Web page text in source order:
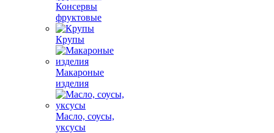
Консервы
фруктовые
Крупы
Макароные
изделия
Масло, соусы,
уксусы